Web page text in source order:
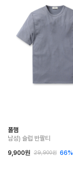
폴햄
남성) 슬럽 반팔티
9,900원
29,900원 66%